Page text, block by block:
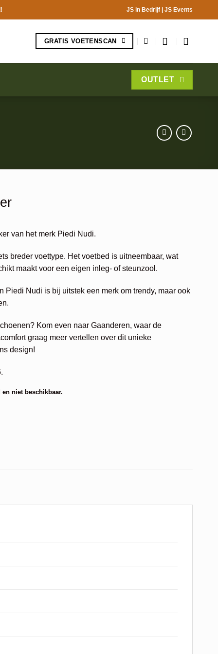
JS in Bedrijf | JS Events
GRATIS VOETENSCAN
OUTLET
van het merk Piedi Nudi.
breder voettype. Het voetbed is uitneembaar, wat
maakt voor een eigen inleg- of steunzool.
Piedi Nudi is bij uitstek een merk om trendy, maar ook
Kom even naar Gaanderen, waar de
graag meer vertellen over dit unieke
design!
niet beschikbaar.